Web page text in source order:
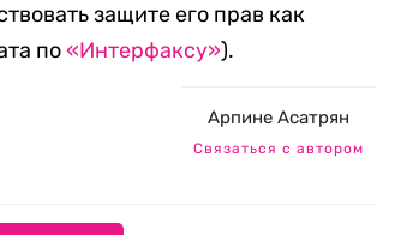
защите его прав как
по«Интерфаксу»).
Арпине Асатрян
Связаться с автором